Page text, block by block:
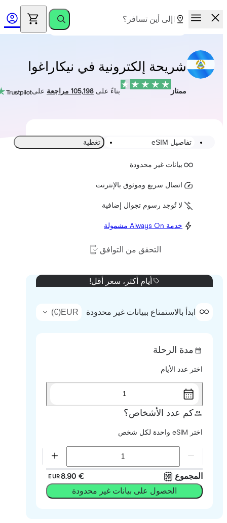
شريحة إلكترونية في نيكاراغوا
بناءً على105,198 مراجعة على
تفاصيل eSIM تغطية
بيانات غير محدودة
اتصال سريع وموثوق بالإنترنت
لا تُوجد رسوم تجوال إضافية
خدمة Always On مشمولة
التحقق من التوافق
أيام أكثر، سعر أقل!
ابدأ بالاستمتاع ببيانات غير محدودة EUR
€
)
مدة الرحلة
اختر عدد الأيام
كم عدد الأشخاص؟
المجموع EUR
الحصول على بيانات غير محدودة